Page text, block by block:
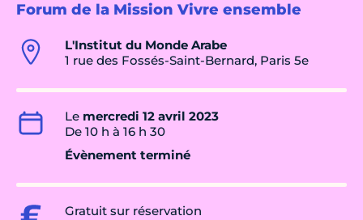
Forum de la Mission Vivre ensemble
L'Institut du Monde Arabe
1 rue des Fossés-Saint-Bernard, Paris 5e
Le mercredi 12 avril 2023
De 10 h à 16 h 30
Évènement terminé
Gratuit sur réservation